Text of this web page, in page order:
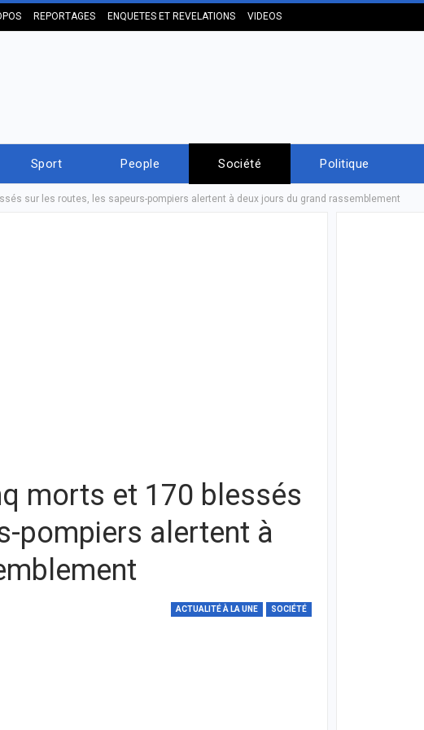
REPORTAGES ENQUETES ET REVELATIONS VIDEOS
Sport People Société Politique
sur les routes, les sapeurs-pompiers alertent à deux jours du grand rassemblement
morts et 170 blessés
pompiers alertent à
ACTUALITÉ À LA UNE SOCIÉTÉ